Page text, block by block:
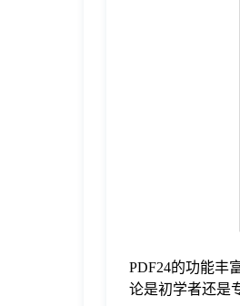
PDF24的功能丰
论是初学者还是